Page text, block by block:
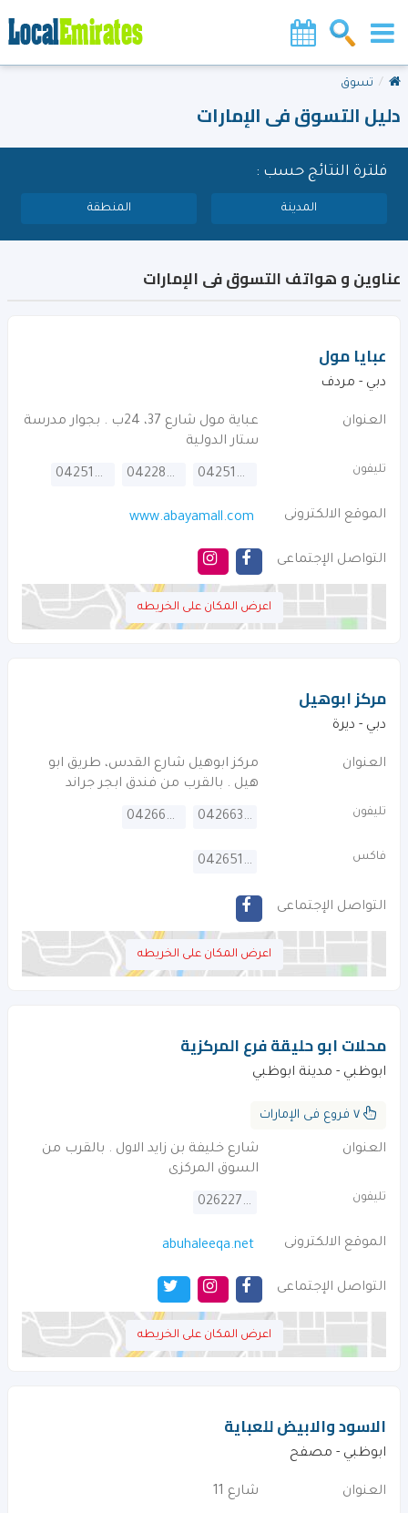
تسوق
دليل التسوق فى الإمارات
فلترة النتائج حسب :
المدينة المنطقة
عناوين و هواتف التسوق فى الإمارات
عبايا مول
دبي - مردف
العنوان
عباية مول شارع 37، 24ب . بجوار مدرسة
ستار الدولية
تليفون 042514071
042285555
042515111
الموقع الالكترونى www.abayamall.com
التواصل الإجتماعى
اعرض المكان على الخريطه
مركز ابوهيل
دبي - ديرة
العنوان
مركز ابوهيل شارع القدس، طريق ابو
هيل . بالقرب من فندق ابجر جراند
تليفون 042663333
042669600
فاكس 042651783
التواصل الإجتماعى
اعرض المكان على الخريطه
محلات ابو حليقة فرع المركزية
ابوظبي - مدينة ابوظبي
العنوان
شارع خليفة بن زايد الاول . بالقرب من
السوق المركزى
تليفون 026227755
الموقع الالكترونى abuhaleeqa.net
التواصل الإجتماعى
اعرض المكان على الخريطه
الاسود والابيض للعباية
ابوظبي - مصفح
العنوان شارع 11